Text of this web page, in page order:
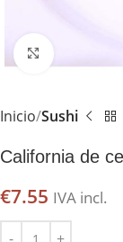
Inicio Sushi
California de
€7.55 IVA incl.